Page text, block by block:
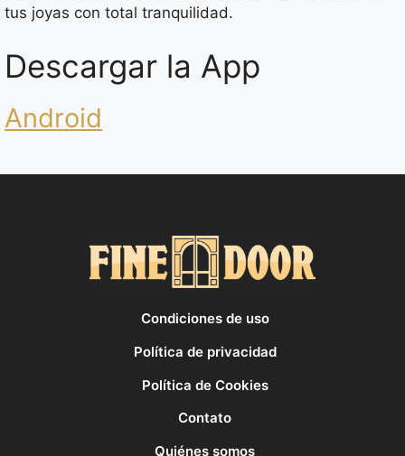
tus joyas con total tranquilidad.
Descargar la App
Android
Condiciones de uso
Política de privacidad
Política de Cookies
Contato
Quiénes somos